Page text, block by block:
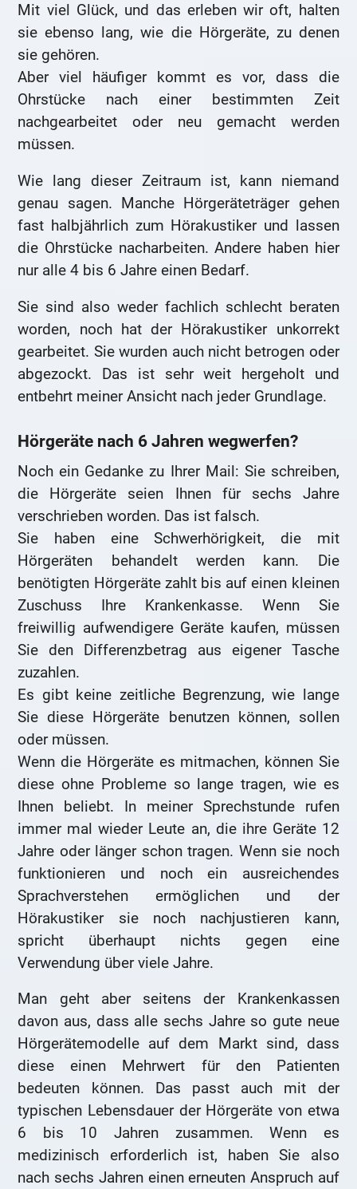
Mit viel Glück, und das erleben wir oft, halten
sie ebenso lang, wie die Hörgeräte, zu denen
sie gehören.
Aber viel häufiger kommt es vor, dass die
Ohrstücke nach einer bestimmten Zeit
nachgearbeitet oder neu gemacht werden
müssen.
Wie lang dieser Zeitraum ist, kann niemand
genau sagen. Manche Hörgeräteträger gehen
fast halbjährlich zum Hörakustiker und lassen
die Ohrstücke nacharbeiten. Andere haben hier
nur alle 4 bis 6 Jahre einen Bedarf.
Sie sind also weder fachlich schlecht beraten
worden, noch hat der Hörakustiker unkorrekt
gearbeitet. Sie wurden auch nicht betrogen oder
abgezockt. Das ist sehr weit hergeholt und
entbehrt meiner Ansicht nach jeder Grundlage.
Hörgeräte nach 6 Jahren wegwerfen?
Noch ein Gedanke zu Ihrer Mail: Sie schreiben,
die Hörgeräte seien Ihnen für sechs Jahre
verschrieben worden. Das ist falsch.
Sie haben eine Schwerhörigkeit, die mit
Hörgeräten behandelt werden kann. Die
benötigten Hörgeräte zahlt bis auf einen kleinen
Zuschuss Ihre Krankenkasse. Wenn Sie
freiwillig aufwendigere Geräte kaufen, müssen
Sie den Differenzbetrag aus eigener Tasche
zuzahlen.
Es gibt keine zeitliche Begrenzung, wie lange
Sie diese Hörgeräte benutzen können, sollen
oder müssen.
Wenn die Hörgeräte es mitmachen, können Sie
diese ohne Probleme so lange tragen, wie es
Ihnen beliebt. In meiner Sprechstunde rufen
immer mal wieder Leute an, die ihre Geräte 12
Jahre oder länger schon tragen. Wenn sie noch
funktionieren und noch ein ausreichendes
Sprachverstehen ermöglichen und der
Hörakustiker sie noch nachjustieren kann,
spricht überhaupt nichts gegen eine
Verwendung über viele Jahre.
Man geht aber seitens der Krankenkassen
davon aus, dass alle sechs Jahre so gute neue
Hörgerätemodelle auf dem Markt sind, dass
diese einen Mehrwert für den Patienten
bedeuten können. Das passt auch mit der
typischen Lebensdauer der Hörgeräte von etwa
6 bis 10 Jahren zusammen. Wenn es
medizinisch erforderlich ist, haben Sie also
nach sechs Jahren einen erneuten Anspruch auf